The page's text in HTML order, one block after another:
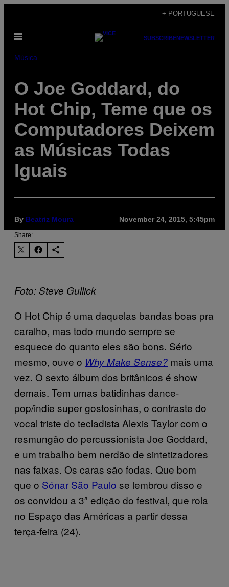
content
+ PORTUGUESE
Open
SUBSCRIBENEWSLETTER
Música
O Joe Goddard, do
Hot Chip, Teme que os
Computadores Deixem
as Músicas Todas
Iguais
By Beatriz Moura November 24, 2015, 5:45pm
Share:
Foto: Steve Gullick
O Hot Chip é uma daquelas bandas boas pra
caralho, mas todo mundo sempre se
esquece do quanto eles são bons. Sério
mesmo, ouve o Why Make Sense? mais uma
vez. O sexto álbum dos britânicos é show
demais. Tem umas batidinhas dance-
pop/indie super gostosinhas, o contraste do
vocal triste do tecladista Alexis Taylor com o
resmungão do percussionista Joe Goddard,
e um trabalho bem nerdão de sintetizadores
nas faixas. Os caras são fodas. Que bom
que o Sónar São Paulo se lembrou disso e
os convidou a 3ª edição do festival, que rola
no Espaço das Américas a partir dessa
terça-feira (24).